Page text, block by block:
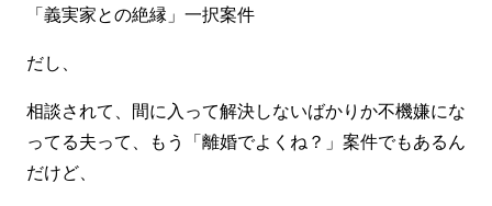
「義実家との絶縁」一択案件
だし、
相談されて、間に入って解決しないばかりか不機嫌にな
ってる夫って、もう「離婚でよくね？」案件でもあるん
だけど、